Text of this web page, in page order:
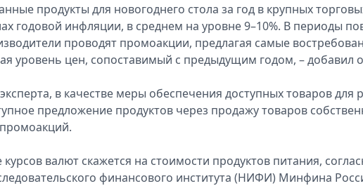
продукты для новогоднего стола за год в крупных
годовой инфляции, в среднем на уровне 9–10%. В периоды
проводят промоакции, предлагая самые
уровень цен, сопоставимый с предыдущим годом, – добавил
в качестве меры обеспечения доступных товаров для
предложение продуктов через продажу товаров
валют скажется на стоимости продуктов питания,
финансового института (НИФИ) Минфина